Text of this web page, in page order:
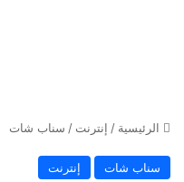
الرئيسية / إنترنت / سناب شات
سناب شات إنترنت